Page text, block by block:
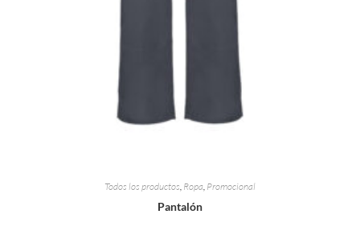
Todos los productos, Ropa, Promocional
Pantalón